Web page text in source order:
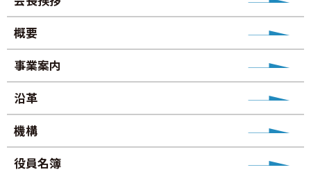
機構
役員名簿
定款
概要
事業案内
沿革
機構
役員名簿